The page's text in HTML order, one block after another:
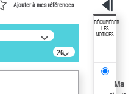
Ajouter à mes références
20
résultats/page
RÉCUPÉRER
LES
NOTICES
Ma